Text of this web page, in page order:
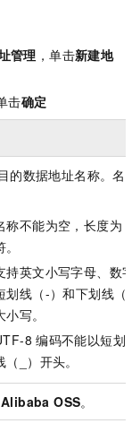
管理 ，单击新建地
击确定
的数据地址名称。名
称不能为空，长度为
持英文小写字母、数字
划线（-）和下划线（_
小写。
8 编码不能以短划
（_）开头。
Alibaba OSS。